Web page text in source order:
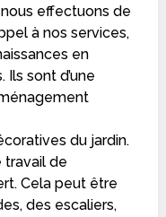
nous effectuons de
à nos services,
en
sont d’une
du jardin.
travail de
Cela peut être
des escaliers,